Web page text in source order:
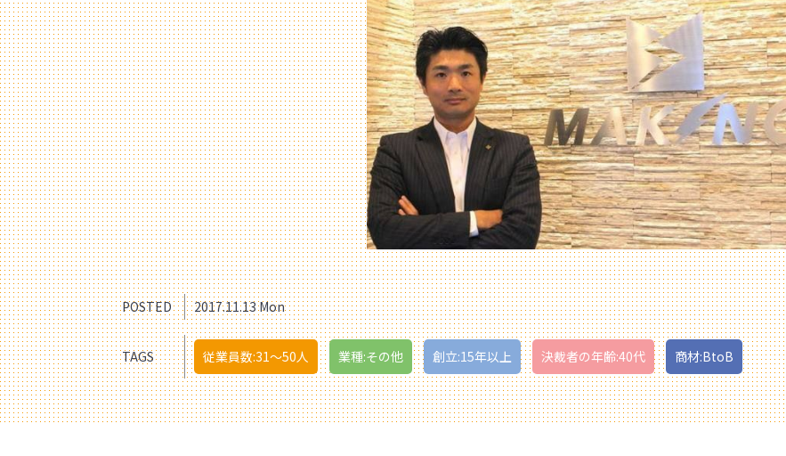
POSTED 2017.11.13 Mon
TAGS 従業員数:31〜50人 業種:その他 創立:15年以上 決裁者の年齢:40代 商材:BtoB